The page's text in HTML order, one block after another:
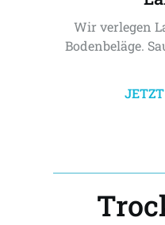
Wir verlegen
Bodenbeläge.